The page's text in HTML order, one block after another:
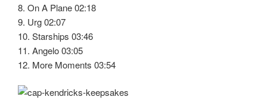
8. On A Plane 02:18
9. Urg 02:07
10. Starships 03:46
11. Angelo 03:05
12. More Moments 03:54